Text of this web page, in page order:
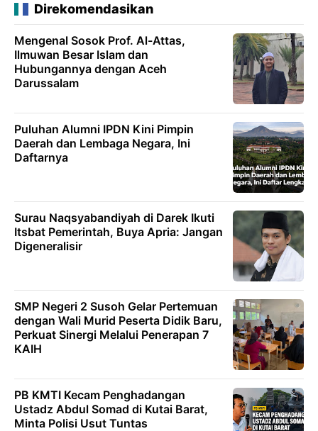
Direkomendasikan
Mengenal Sosok Prof. Al-Attas,
Ilmuwan Besar Islam dan
Hubungannya dengan Aceh
Darussalam
Puluhan Alumni IPDN Kini Pimpin
Daerah dan Lembaga Negara, Ini
Daftarnya
Surau Naqsyabandiyah di Darek Ikuti
Itsbat Pemerintah, Buya Apria: Jangan
Digeneralisir
SMP Negeri 2 Susoh Gelar Pertemuan
dengan Wali Murid Peserta Didik Baru,
Perkuat Sinergi Melalui Penerapan 7
KAIH
PB KMTI Kecam Penghadangan
Ustadz Abdul Somad di Kutai Barat,
Minta Polisi Usut Tuntas